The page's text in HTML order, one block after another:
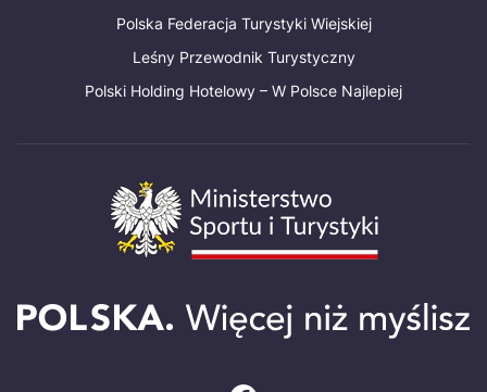
Polska Federacja Turystyki Wiejskiej
Leśny Przewodnik Turystyczny
Polski Holding Hotelowy – W Polsce Najlepiej